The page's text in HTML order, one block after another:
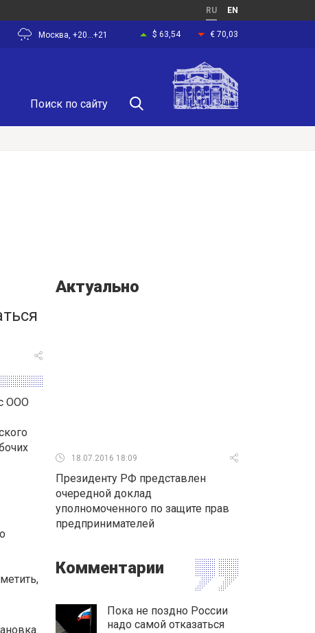
RU EN
$ 63,54 € 70,03
Москва, +20...+21
ООО
Актуально
18.07.2016 18:09
Президенту РФ представлен
очередной доклад
уполномоченного по защите прав
предпринимателей
Комментарии
Пока не поздно России
надо самой отказаться